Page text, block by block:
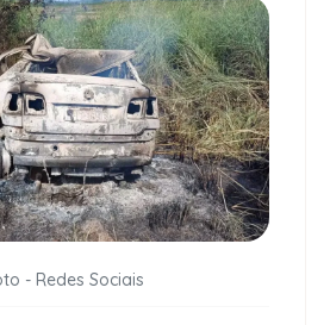
- Redes Sociais